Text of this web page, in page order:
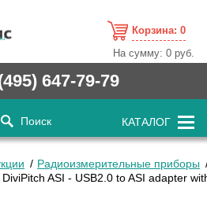
Корзина: 0
На сумму:0 руб.
647-79-79
Поиск КАТАЛОГ
Радиоизмерительные приборы
DiviPitch ASI - USB2.0 to ASI adapter